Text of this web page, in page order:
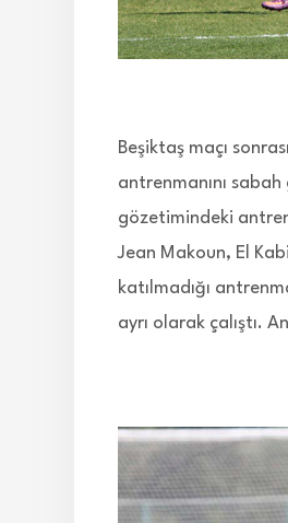
Beşiktaş maçı
antrenmanını
gözetimindeki
Jean Makoun, El
katılmadığı
ayrı olarak çalıştı.